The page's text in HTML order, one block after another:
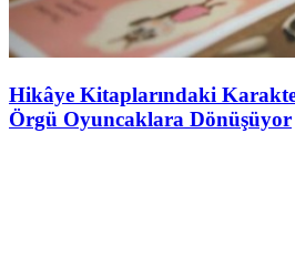
Hikâye Kitaplarındaki
Örgü Oyuncaklara Dönüşüyor